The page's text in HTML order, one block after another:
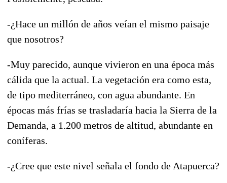
-¿Hace un millón de años veían el mismo paisaje
que nosotros?
-Muy parecido, aunque vivieron en una época más
cálida que la actual. La vegetación era como esta,
de tipo mediterráneo, con agua abundante. En
épocas más frías se trasladaría hacia la Sierra de la
Demanda, a 1.200 metros de altitud, abundante en
coníferas.
-¿Cree que este nivel señala el fondo de Atapuerca?